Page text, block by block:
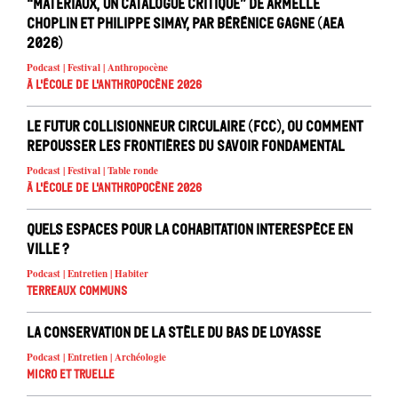
“Matériaux, un catalogue critique” de Armelle
Choplin et Philippe Simay, par Bérénice Gagne (AEA
2026)
Podcast | Festival | Anthropocène
À l'école de l'Anthropocène 2026
Le Futur Collisionneur Circulaire (FCC), ou comment
repousser les frontières du savoir fondamental
Podcast | Festival | Table ronde
À l'école de l'Anthropocène 2026
Quels espaces pour la cohabitation interespèce en
ville ?
Podcast | Entretien | Habiter
Terreaux Communs
La conservation de la stèle du Bas de Loyasse
Podcast | Entretien | Archéologie
Micro et truelle